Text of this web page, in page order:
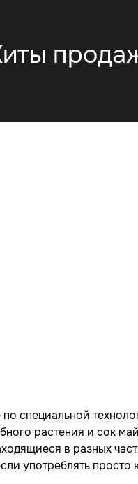
специальной
растения и сок
в разных
употреблять просто